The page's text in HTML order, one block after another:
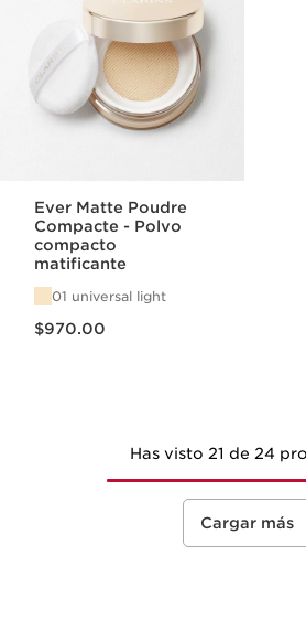
Ever Matte Poudre
Compacte - Polvo
compacto
matificante
01 universal light
$970.00
Has visto 21 de 24
Cargar más